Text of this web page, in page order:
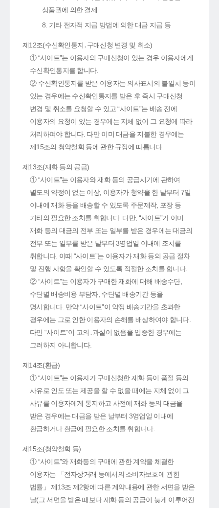
상품권에 의한 결제
8. 기타 전자적 지급 방법에 의한 대금 지급 등
제12조(수신확인통지․구매신청 변경 및 취소)
① “사이트”는 이용자의 구매신청이 있는 경우 이용자에게
수신확인통지를 합니다.
② 수신확인통지를 받은 이용자는 의사표시의 불일치 등이
있는 경우에는 수신확인통지를 받은 후 즉시 구매신청
변경 및 취소를 요청할 수 있고 “사이트”는 배송 전에
이용자의 요청이 있는 경우에는 지체 없이 그 요청에 따라
처리하여야 합니다. 다만 이미 대금을 지불한 경우에는
제15조의 청약철회 등에 관한 규정에 따릅니다.
제13조(재화 등의 공급)
① “사이트”는 이용자와 재화 등의 공급시기에 관하여
별도의 약정이 없는 이상, 이용자가 청약을 한 날부터 7일
이내에 재화 등을 배송할 수 있도록 주문제작, 포장 등
기타의 필요한 조치를 취합니다. 다만, “사이트”가 이미
재화 등의 대금의 전부 또는 일부를 받은 경우에는 대금의
전부 또는 일부를 받은 날부터 3영업일 이내에 조치를
취합니다. 이때 “사이트”는 이용자가 재화 등의 공급 절차
및 진행 사항을 확인할 수 있도록 적절한 조치를 합니다.
② “사이트”는 이용자가 구매한 재화에 대해 배송수단,
수단별 배송비용 부담자, 수단별 배송기간 등을
명시합니다. 만약 “사이트”이 약정 배송기간을 초과한
경우에는 그로 인한 이용자의 손해를 배상하여야 합니다.
다만 “사이트”이 고의․과실이 없음을 입증한 경우에는
그러하지 아니합니다.
제14조(환급)
① “사이트”는 이용자가 구매신청한 재화 등이 품절 등의
사유로 인도 또는 제공을 할 수 없을 때에는 지체 없이 그
사유를 이용자에게 통지하고 사전에 재화 등의 대금을
받은 경우에는 대금을 받은 날부터 3영업일 이내에
환급하거나 환급에 필요한 조치를 취합니다.
제15조(청약철회 등)
① “사이트”와 재화등의 구매에 관한 계약을 체결한
이용자는 「전자상거래 등에서의 소비자보호에 관한
법률」 제13조 제2항에 따른 계약내용에 관한 서면을 받은
날(그 서면을 받은 때보다 재화 등의 공급이 늦게 이루어진